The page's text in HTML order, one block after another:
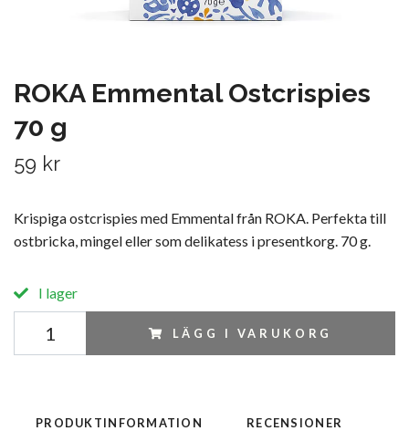
ROKA Emmental Ostcrispies
70 g
59 kr
Krispiga ostcrispies med Emmental från ROKA. Perfekta till
ostbricka, mingel eller som delikatess i presentkorg. 70 g.
I lager
LÄGG I VARUKORG
PRODUKTINFORMATION RECENSIONER